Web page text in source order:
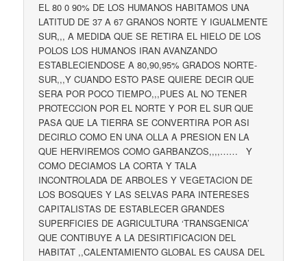
EL 80 0 90% DE LOS HUMANOS HABITAMOS UNA
LATITUD DE 37 A 67 GRANOS NORTE Y IGUALMENTE
SUR,,, A MEDIDA QUE SE RETIRA EL HIELO DE LOS
POLOS LOS HUMANOS IRAN AVANZANDO
ESTABLECIENDOSE A 80,90,95% GRADOS NORTE-
SUR,,,Y CUANDO ESTO PASE QUIERE DECIR QUE
SERA POR POCO TIEMPO,,,PUES AL NO TENER
PROTECCION POR EL NORTE Y POR EL SUR QUE
PASA QUE LA TIERRA SE CONVERTIRA POR ASI
DECIRLO COMO EN UNA OLLA A PRESION EN LA
QUE HERVIREMOS COMO GARBANZOS,,,,…… Y
COMO DECIAMOS LA CORTA Y TALA
INCONTROLADA DE ARBOLES Y VEGETACION DE
LOS BOSQUES Y LAS SELVAS PARA INTERESES
CAPITALISTAS DE ESTABLECER GRANDES
SUPERFICIES DE AGRICULTURA ‘TRANSGENICA’
QUE CONTIBUYE A LA DESIRTIFICACION DEL
HABITAT ,,CALENTAMIENTO GLOBAL ES CAUSA DEL